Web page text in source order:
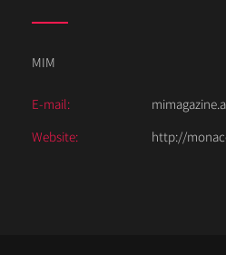
MIM
E-mail:
Website:
http://